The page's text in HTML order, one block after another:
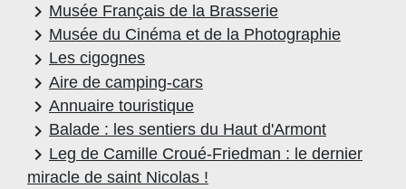
keyboard_arrow_right Musée Français de la Brasserie
keyboard_arrow_right Musée du Cinéma et de la Photographie
keyboard_arrow_right Les cigognes
keyboard_arrow_right Aire de camping-cars
keyboard_arrow_right Annuaire touristique
keyboard_arrow_right Balade : les sentiers du Haut d'Armont
keyboard_arrow_right Leg de Camille Croué-Friedman : le dernier
miracle de saint Nicolas !